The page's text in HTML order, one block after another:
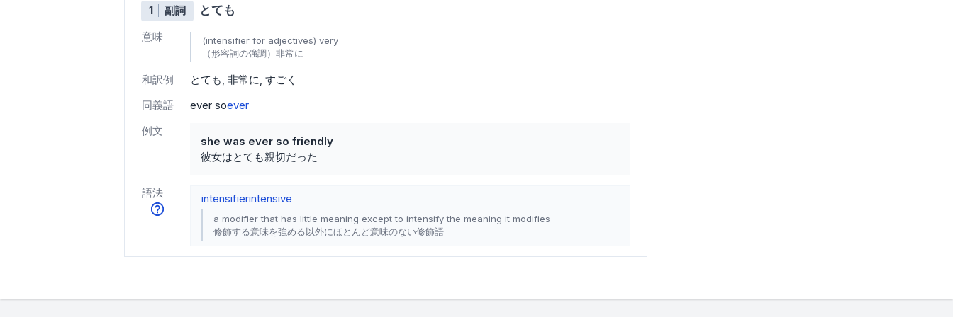
1 副詞 とても
意味
(intensifier for adjectives) very
（形容詞の強調）非常に
和訳例 とても 非常に すごく
同義語
ever soever
例文
she was ever so friendly
彼女はとても親切だった
語法 intensifierintensive
a modifier that has little meaning except to intensify the meaning it modifies
修飾する意味を強める以外にほとんど意味のない修飾語